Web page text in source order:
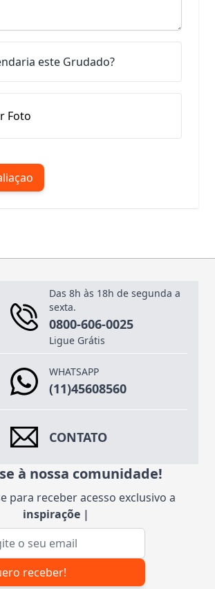
este Grudado?
Foto
Das 8h às 18h de segunda a
sexta.
0800-606-0025
Ligue Grátis
WHATSAPP
(11)45608560
CONTATO
à nossa comunidade!
para receber acesso exclusivo a
inspirações
de e-mail
receber!